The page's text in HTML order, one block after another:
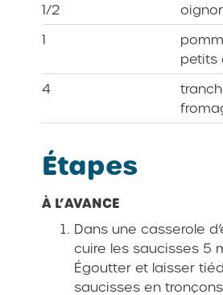
1/2
1
petits
4
Étapes
À L’AVANCE
Dans une casserole
cuire les saucisses 5
Égoutter et laisser
saucisses en